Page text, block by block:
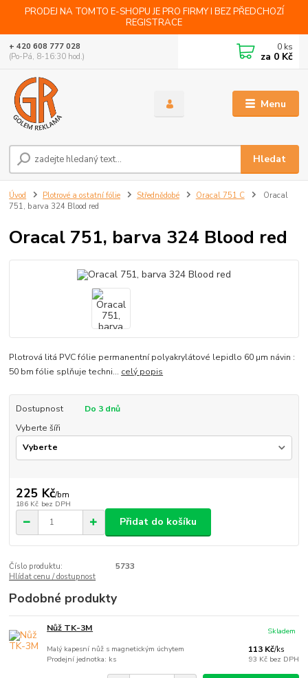
PRODEJ NA TOMTO E-SHOPU JE PRO FIRMY I BEZ PŘEDCHOZÍ
REGISTRACE
Menu
Hledat
+ 420 608 777 028
(Po-Pá, 8-16:30 hod.)
0 ks
za 0 Kč
Úvod Plotrové a ostatní fólie Střednědobé Oracal 751 C
Oracal
751, barva 324 Blood red
Oracal 751, barva 324 Blood red
Plotrová litá PVC fólie permanentní polyakrylátové lepidlo 60 µm návin :
50 bm fólie splňuje techni... celý popis
Dostupnost
Do 3 dnů
Vyberte šíři
225 Kč/bm
186 Kč bez DPH
Přidat do košíku
Číslo produktu:
5733
Hlídat cenu / dostupnost
Podobné produkty
Nůž TK-3M
Malý kapesní nůž s magnetickým úchytem
Prodejní jednotka: ks
113 Kč/ks
93 Kč bez DPH
Skladem